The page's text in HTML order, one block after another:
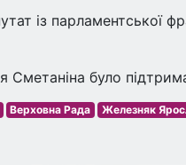
із парламентської
було
Верховна Рада Железняк